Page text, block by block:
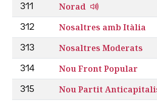
311 Norad
312 Nosaltres amb Itàlia
313 Nosaltres Moderats
314 Nou Front Popular
315 Nou Partit